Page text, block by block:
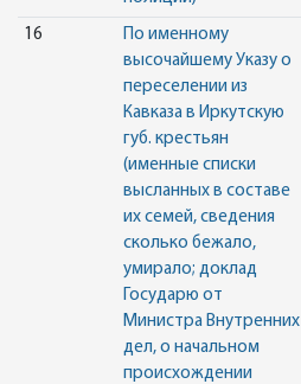
16
По именному
высочайшему Указу о
переселении из
Кавказа в Иркутскую
губ. крестьян
(именные списки
высланных в составе
их семей, сведения
сколько бежало,
умирало; доклад
Государю от
Министра Внутренних
дел, о начальном
происхождении